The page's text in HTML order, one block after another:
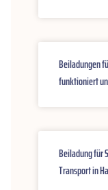
Beiladungen
funktioniert
Beiladung für
Transport in